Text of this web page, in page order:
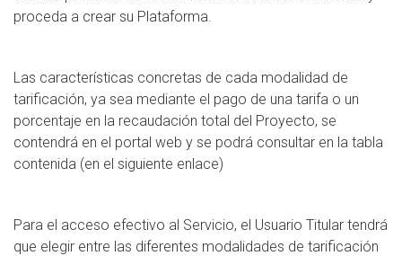
proceda a crear su Plataforma.
Las características concretas de cada modalidad de
tarificación, ya sea mediante el pago de una tarifa o un
porcentaje en la recaudación total del Proyecto, se
contendrá en el portal web y se podrá consultar en la tabla
contenida (en el siguiente enlace)
Para el acceso efectivo al Servicio, el Usuario Titular tendrá
que elegir entre las diferentes modalidades de tarificación